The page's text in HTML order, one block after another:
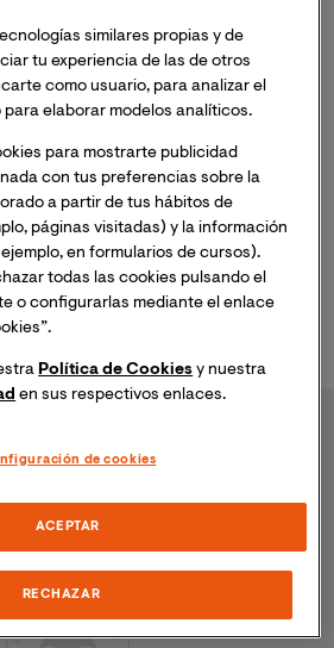
financiados. Autor de más de
en JCR, mis líneas de trabajo son
infecciosas e impacto de las
Epidemiología de abuso de
de enfermedades crónicas
de enfermedades rarasproducidas
ambientales durante el periodo
en centros de excelencia como el
y Biología Molecular de la Universidad
de Investigaciones Biomédicas August
Clínic de Barcelona, la Universidad de
di Sanità de Roma, entre otros.
similares propias y de
tu experiencia de las de otros
como usuario, para analizar el
para elaborar modelos analíticos.
para mostrarte publicidad
con tus preferencias sobre la
a partir de tus hábitos de
páginas visitadas) y la información
en formularios de cursos).
todas las cookies pulsando el
o configurarlas mediante el enlace
Política de Cookies y nuestra
en sus respectivos enlaces.
de cookies
RECHAZAR
ACEPTAR